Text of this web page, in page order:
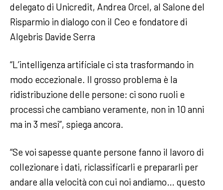
delegato di Unicredit, Andrea Orcel, al Salone del
Risparmio in dialogo con il Ceo e fondatore di
Algebris Davide Serra
“L’intelligenza artificiale ci sta trasformando in
modo eccezionale. Il grosso problema è la
ridistribuzione delle persone: ci sono ruoli e
processi che cambiano veramente, non in 10 anni
ma in 3 mesi”, spiega ancora.
“Se voi sapesse quante persone fanno il lavoro di
collezionare i dati, riclassificarli e prepararli per
andare alla velocità con cui noi andiamo… questo